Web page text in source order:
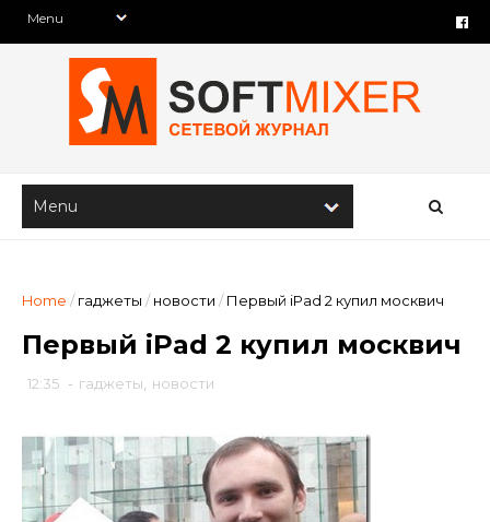
Home / гаджеты / новости / Первый iPad 2 купил москвич
Первый iPad 2 купил москвич
12:35 - гаджеты новости